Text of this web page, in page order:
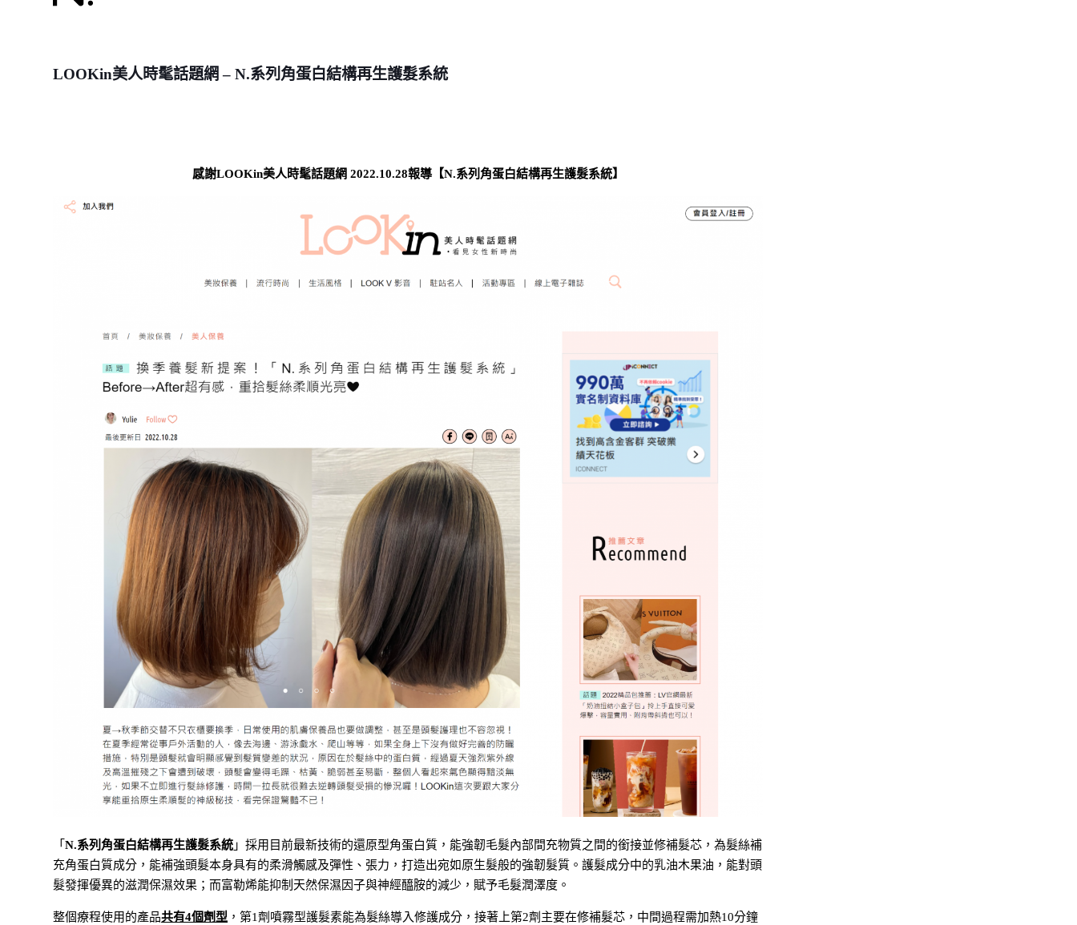
LOOKin美人時髦話題網 – N.系列角蛋白結構再生護髮系統
感謝LOOKin美人時髦話題網 2022.10.28報導【N.系列角蛋白結構再生護髮系統】
「N.系列角蛋白結構再生護髮系統 」採用目前最新技術的還原型角蛋白質，能強韌毛髮內部間充物質之間的銜接並修補髮芯，為髮絲補
充角蛋白質成分，能補強頭髮本身具有的柔滑觸感及彈性、張力，打造出宛如原生髮般的強韌髮質。護髮成分中的乳油木果油，能對頭
髮發揮優異的滋潤保濕效果；而富勒烯能抑制天然保濕因子與神經醯胺的減少，賦予毛髮潤澤度。
整個療程使用的產品共有4個劑型 ，第1劑噴霧型護髮素能為髮絲導入修護成分，接著上第2劑主要在修補髮芯，中間過程需加熱10分鐘